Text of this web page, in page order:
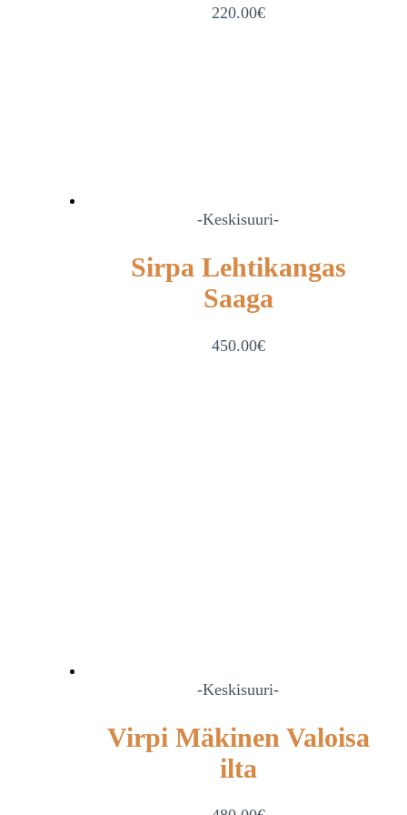
220.00€
-Keskisuuri-
Sirpa Lehtikangas
Saaga
450.00€
-Keskisuuri-
Virpi Mäkinen Valoisa
ilta